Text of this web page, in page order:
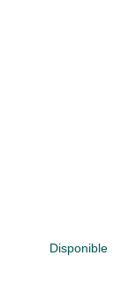
Disponible